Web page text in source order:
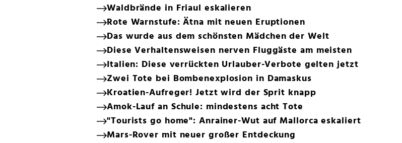
Waldbrände in Friaul eskalieren
Rote Warnstufe: Ätna mit neuen Eruptionen
Das wurde aus dem schönsten Mädchen der Welt
Diese Verhaltensweisen nerven Fluggäste am meisten
Italien: Diese verrückten Urlauber-Verbote gelten jetzt
Zwei Tote bei Bombenexplosion in Damaskus
Kroatien-Aufreger! Jetzt wird der Sprit knapp
Amok-Lauf an Schule: mindestens acht Tote
"Tourists go home": Anrainer-Wut auf Mallorca eskaliert
Mars-Rover mit neuer großer Entdeckung